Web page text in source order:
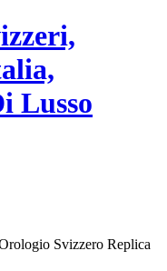
Lusso
Svizzero Replica